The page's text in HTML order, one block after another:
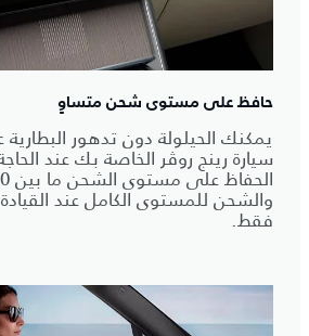
حافظ على مستوى شحن متساوٍ
يمكنك الحيلولة دون تدهور
سيارة رينج روڤر الخاصة بك عند
والشحن للمستوى الكامل عند
فقط.